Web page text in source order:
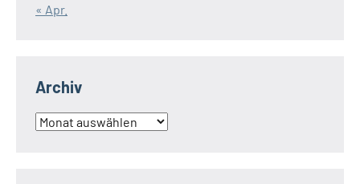
« Apr.
Archiv
Archiv